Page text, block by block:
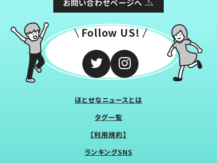
お問い合わせページへ
Follow US!
ほとせなニュースとは
タグ一覧
【利用規約】
ランキングSNS